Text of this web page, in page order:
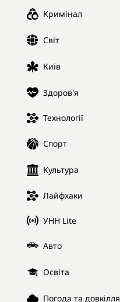
Кримінал
Світ
Київ
Здоров'я
Технології
Спорт
Культура
Лайфхаки
УНН Lite
Авто
Освіта
Погода та довкілля